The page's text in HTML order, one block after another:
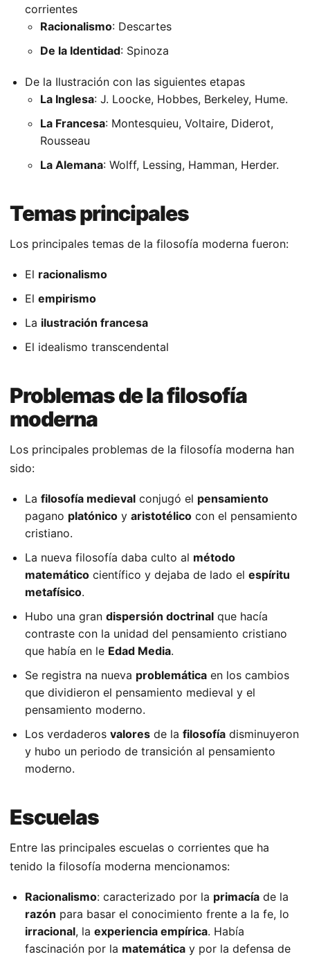
corrientes
Racionalismo: Descartes
De la Identidad: Spinoza
De la Ilustración con las siguientes etapas
La Inglesa: J. Loocke, Hobbes, Berkeley, Hume.
La Francesa: Montesquieu, Voltaire, Diderot,
Rousseau
La Alemana: Wolff, Lessing, Hamman, Herder.
Temas principales
Los principales temas de la filosofía moderna fueron:
El racionalismo
El empirismo
La ilustración francesa
El idealismo transcendental
Problemas de la filosofía
moderna
Los principales problemas de la filosofía moderna han
sido:
La filosofía medieval conjugó el pensamiento
pagano platónico y aristotélico con el pensamiento
cristiano.
La nueva filosofía daba culto al método
matemático científico y dejaba de lado el espíritu
metafísico.
Hubo una gran dispersión doctrinal que hacía
contraste con la unidad del pensamiento cristiano
que había en le Edad Media.
Se registra na nueva problemática en los cambios
que dividieron el pensamiento medieval y el
pensamiento moderno.
Los verdaderos valores de la filosofía disminuyeron
y hubo un periodo de transición al pensamiento
moderno.
Escuelas
Entre las principales escuelas o corrientes que ha
tenido la filosofía moderna mencionamos:
Racionalismo: caracterizado por la primacía de la
razón para basar el conocimiento frente a la fe, lo
irracional, la experiencia empírica. Había
fascinación por la matemática y por la defensa de